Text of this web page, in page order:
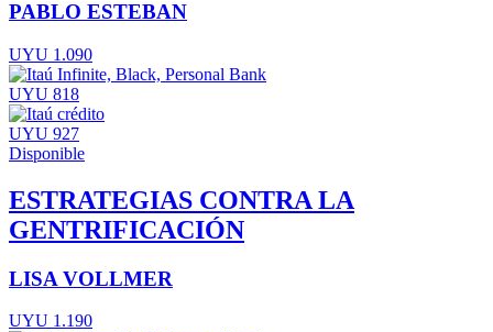
PABLO ESTEBAN
UYU 1.090
UYU 818
UYU 927
Disponible
ESTRATEGIAS CONTRA LA
GENTRIFICACIÓN
LISA VOLLMER
UYU 1.190